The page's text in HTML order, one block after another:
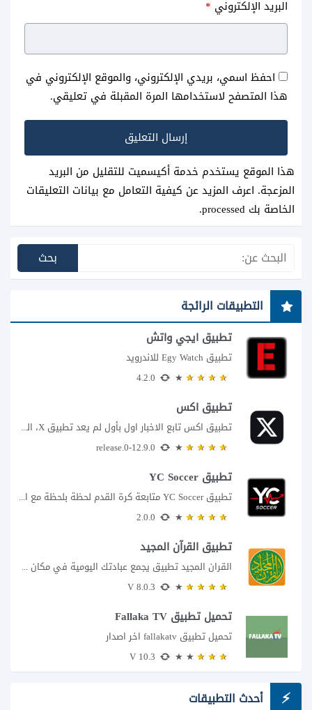
البريد الإلكتروني *
احفظ اسمي، بريدي الإلكتروني، والموقع الإلكتروني في
هذا المتصفح لاستخدامها المرة المقبلة في تعليقي.
هذا الموقع يستخدم خدمة أكيسميت للتقليل من البريد
المزعجة. اعرف المزيد عن كيفية التعامل مع بيانات التعليقات
الخاصة بك processed
.
التطبيقات الرائجة
تطبيق ايجي واتش
تطبيق Egy Watch للاندرويد
تطبيق اكس
تطبيق اكس تابع الاخبار اول بأول لم يعد تطبيق X، المعروف سابقا باسم تويتر،...
تطبيق YC Soccer
تطبيق YC Soccer متابعة كرة القدم لحظة بلحظة مع اقتراب مباراة مصر والأرجنتين في...
تطبيق القرآن المجيد
القران المجيد تطبيق يجمع عبادتك اليومية في مكان واحد إذا كنت تبحث عن تطبيق...
تحميل تطبيق Fallaka TV
تحميل تطبيق fallakatv اخر اصدار
أحدث التطبيقات